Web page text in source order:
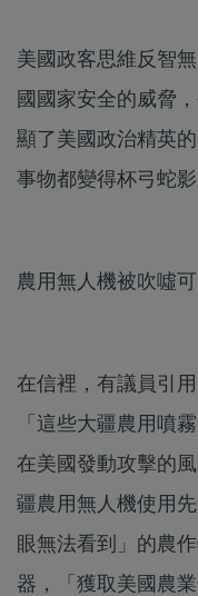
美國政客思維反智
國國家安全的威脅
顯了美國政治精英
事物都變得杯弓蛇影
農用無人機被吹噓
在信裡，有議員引
「這些大疆農用噴
在美國發動攻擊的
疆農用無人機使用
眼無法看到」的農
器，「獲取美國農